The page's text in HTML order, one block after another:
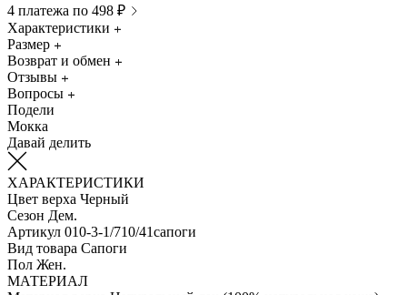
4 платежа по 498 ₽
Характеристики
Размер
Возврат и обмен
Отзывы
Вопросы
Подели
Мокка
Давай делить
ХАРАКТЕРИСТИКИ
Цвет верха Черный
Сезон Дем.
Артикул 010-3-1/710/41сапоги
Вид товара Сапоги
Пол Жен.
МАТЕРИАЛ